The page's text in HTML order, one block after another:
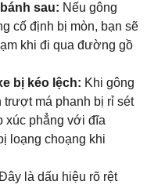
sau: Nếu gông
cố định bị mòn, bạn sẽ
khi đi qua đường gồ
bị kéo lệch: Khi gông
trượt má phanh bị rỉ sét
xúc phẳng với đĩa
loạng choạng khi
là dấu hiệu rõ rệt